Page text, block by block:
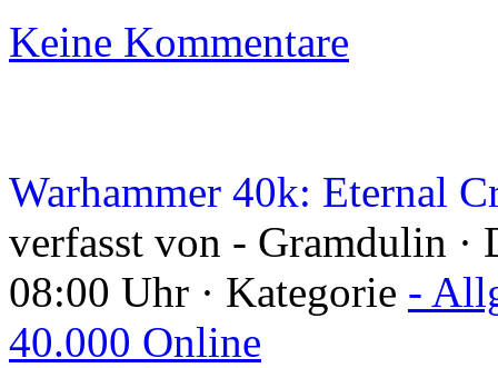
Keine Kommentare
Warhammer 40k: Eternal
verfasst von - Gramdulin ·
08:00 Uhr · Kategorie -
40.000 Online